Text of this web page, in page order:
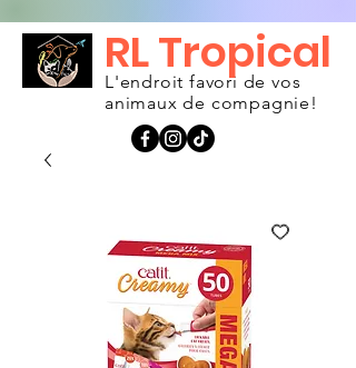
L'endroit favori de vos
animaux de compagnie!
RL Tropical